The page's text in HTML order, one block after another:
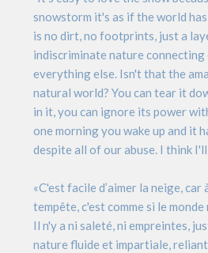
snowstorm it's as if the world
is no dirt, no footprints, just a
indiscriminate nature
everything else. Isn't that the
natural world? You can tear it
in it, you can ignore its power
one morning you wake up and it
despite all of our abuse. I think I'll
«C'est facile d’aimer la neige, car
tempête, c'est comme si le
Il n'y a ni saleté, ni empreintes,
nature fluide et impartiale,